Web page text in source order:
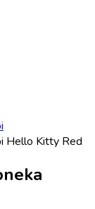
Hello Kitty Red